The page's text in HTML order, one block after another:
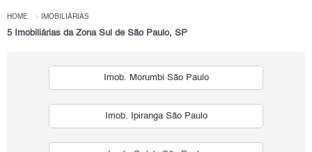
HOME IMOBILIÁRIAS
5 Imobiliárias da Zona Sul de São Paulo, SP
Imob. Morumbi São Paulo
Imob. Ipiranga São Paulo